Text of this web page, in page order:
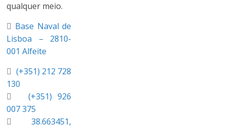
qualquer meio.
Base Naval de
Lisboa – 2810-
001 Alfeite
(+351) 212 728
130
(+351) 926
007 375
38.663451,